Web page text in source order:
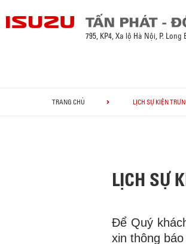
795, KP4, Xa lộ Hà Nội, P.
TRANG CHỦ LỊCH SỰ KIỆN
LỊCH SỰ
Để Quý
xin thông